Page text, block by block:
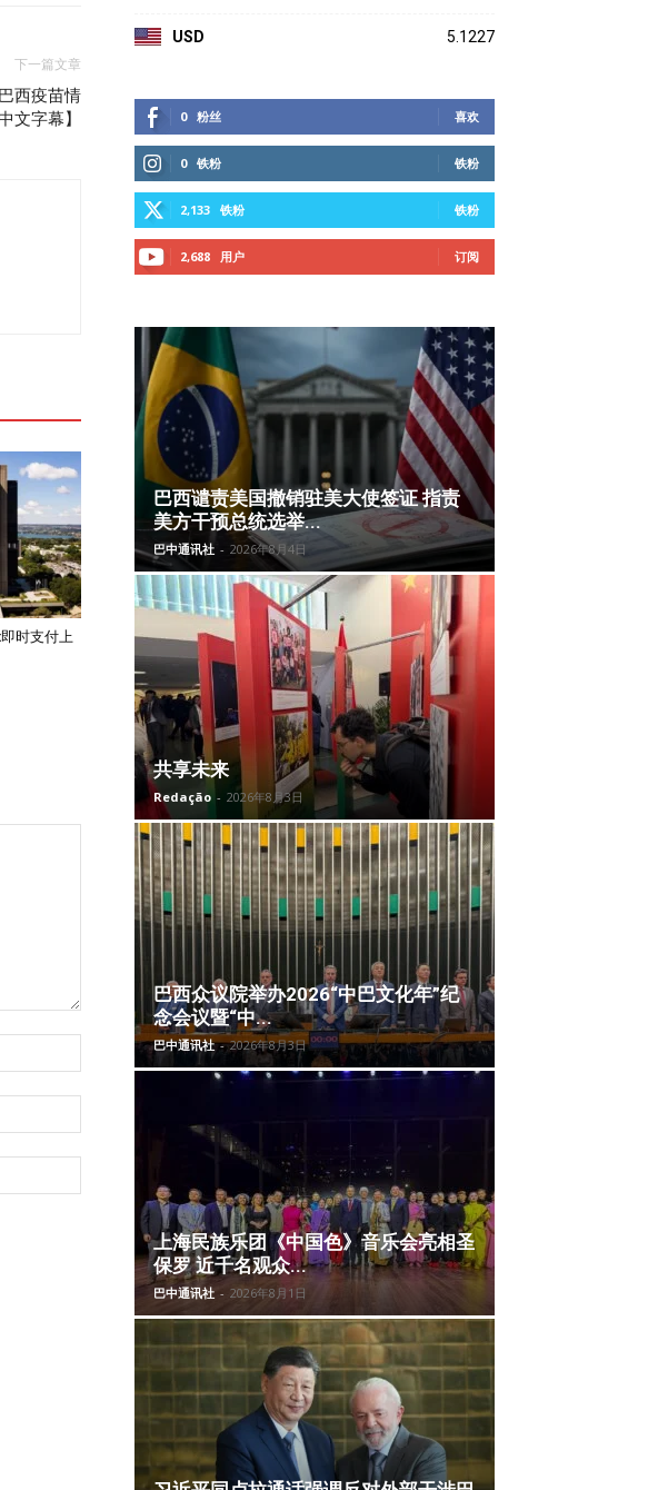
下一篇文章
西疫苗情
文字幕】
时支付上
USD 5.1227
0 粉丝 喜欢
0 铁粉 铁粉
2,133 铁粉 铁粉
2,688 用户 订阅
巴西谴责美国撤销驻美大使签证 指责
美方干预总统选举...
巴中通讯社 - 2026年8月4日
共享未来
Redação - 2026年8月3日
巴西众议院举办2026“中巴文化年”纪
念会议暨“中...
巴中通讯社 - 2026年8月3日
上海民族乐团《中国色》音乐会亮相圣
保罗 近千名观众...
巴中通讯社 - 2026年8月1日